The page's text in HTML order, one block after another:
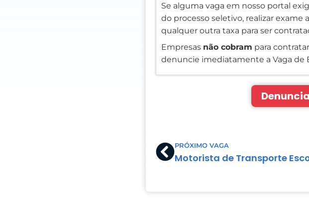
Se alguma vaga em nosso portal
do processo seletivo, realizar exame
qualquer outra taxa para ser
Empresas não cobram para
denuncie imediatamente a Vaga de
PrevPRÓXIMO VAGA
Motorista de Transporte